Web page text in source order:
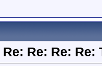
Re: Re: Re: